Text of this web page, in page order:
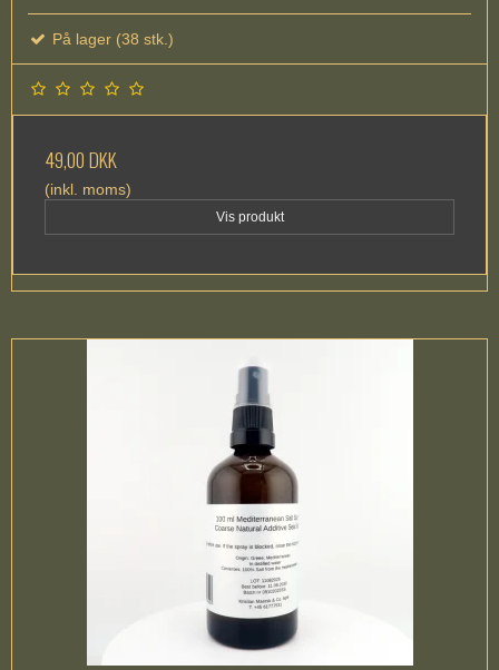
På lager (38 stk.)
49,00 DKK
(inkl. moms)
Vis produkt